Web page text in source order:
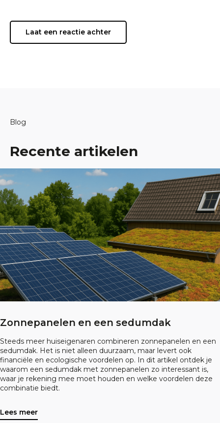
Laat een reactie achter
Blog
Recente artikelen
Zonnepanelen en een sedumdak
Steeds meer huiseigenaren combineren zonnepanelen en een
sedumdak. Het is niet alleen duurzaam, maar levert ook
financiële en ecologische voordelen op. In dit artikel ontdek je
waarom een sedumdak met zonnepanelen zo interessant is,
waar je rekening mee moet houden en welke voordelen deze
combinatie biedt.
Lees meer